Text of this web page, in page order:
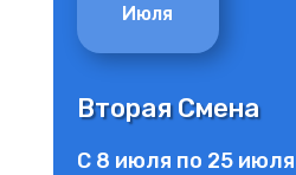
Июля
Вторая Смена
С 8 июля по 25 июля